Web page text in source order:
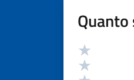
Valutazione